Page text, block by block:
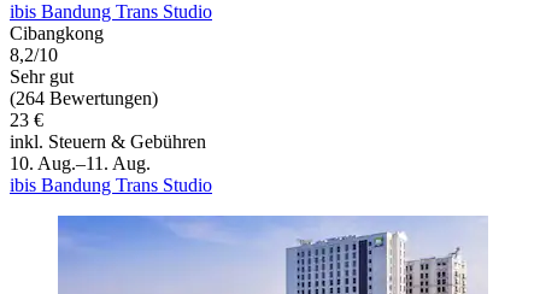
ibis Bandung Trans Studio
Cibangkong
8,2/10
Sehr gut
(264 Bewertungen)
23 €
inkl. Steuern & Gebühren
10. Aug.–11. Aug.
ibis Bandung Trans Studio